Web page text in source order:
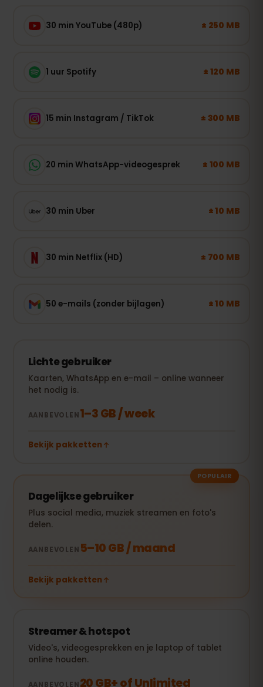
30 min YouTube (480p) ± 250 MB
1 uur Spotify ± 120 MB
15 min Instagram / TikTok ± 300 MB
20 min WhatsApp-videogesprek ± 100 MB
30 min Uber ± 10 MB
30 min Netflix (HD) ± 700 MB
50 e-mails (zonder bijlagen) ± 10 MB
Lichte gebruiker
Kaarten, WhatsApp en e-mail – online wanneer
het nodig is.
AANBEVOLEN1–3 GB / week
Bekijk pakketten
POPULAIR
Dagelijkse gebruiker
Plus social media, muziek streamen en foto's
delen.
AANBEVOLEN 5–10 GB / maand
Bekijk pakketten
Streamer & hotspot
Video's, videogesprekken en je laptop of tablet
online houden.
AANBEVOLEN20 GB+ of Unlimited